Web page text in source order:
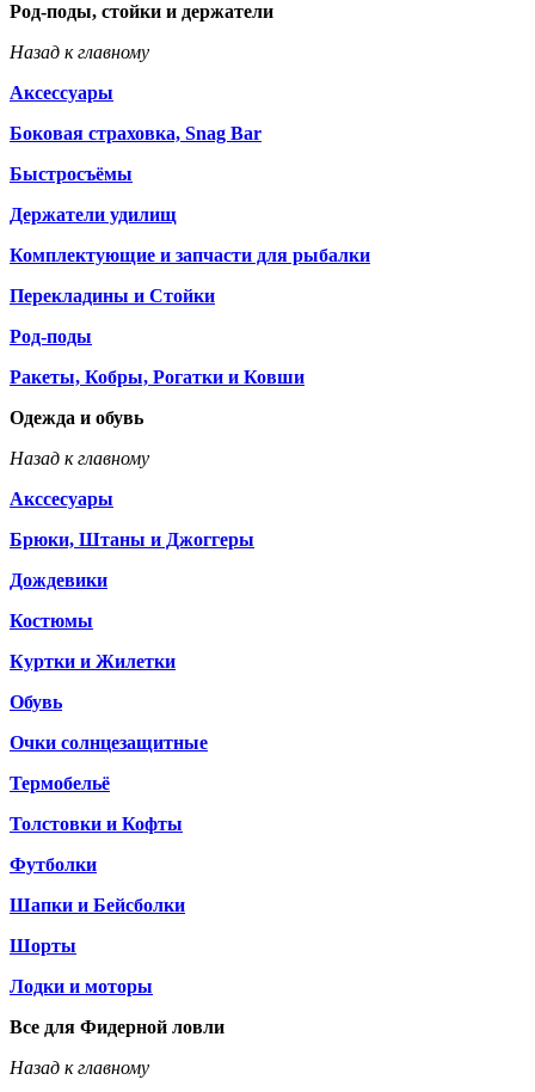
Род-поды, стойки и держатели
Назад к главному
Аксессуары
Боковая страховка, Snag Bar
Быстросъёмы
Держатели удилищ
Комплектующие и запчасти для рыбалки
Перекладины и Стойки
Род-поды
Ракеты, Кобры, Рогатки и Ковши
Одежда и обувь
Назад к главному
Акссесуары
Брюки, Штаны и Джоггеры
Дождевики
Костюмы
Куртки и Жилетки
Обувь
Очки солнцезащитные
Термобельё
Толстовки и Кофты
Футболки
Шапки и Бейсболки
Шорты
Лодки и моторы
Все для Фидерной ловли
Назад к главному